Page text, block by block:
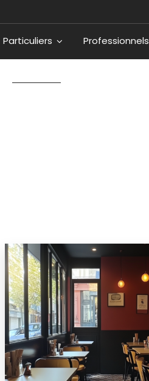
Particuliers Professionnels